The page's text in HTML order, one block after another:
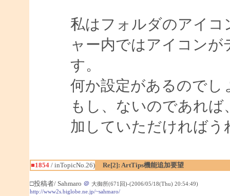
私はフォルダのアイ
ャー内ではアイコン
す。
何か設定があるのでし
もし、ないのであれ
加していただければう
■1854/ inTopicNo.26) Re[2]: ArtTips機能追加要望
□投稿者/ Sahmaro ＠ 大御所(671回)-(2006/05/18(Thu) 20:54:49)
http://www2s.biglobe.ne.jp/~sahmaro/